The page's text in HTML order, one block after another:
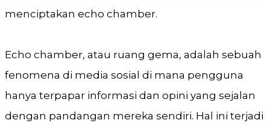
menciptakan echo chamber.
Echo chamber, atau ruang gema, adalah sebuah
fenomena di media sosial di mana pengguna
hanya terpapar informasi dan opini yang sejalan
dengan pandangan mereka sendiri. Hal ini terjadi